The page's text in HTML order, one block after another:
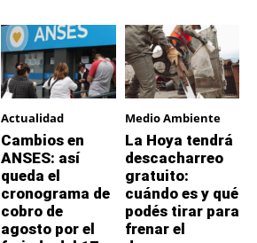
Actualidad
Cambios en
ANSES: así
queda el
cronograma de
cobro de
agosto por el
Medio Ambiente
La Hoya tendrá
descacharreo
gratuito:
cuándo es y qué
podés tirar para
frenar el